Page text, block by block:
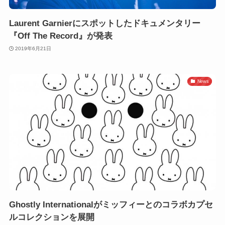
Laurent Garnierにスポットしたドキュメンタリー
『Off The Record』が発表
2019年6月21日
News
Ghostly Internationalがミッフィーとのコラボカプセ
ルコレクションを展開